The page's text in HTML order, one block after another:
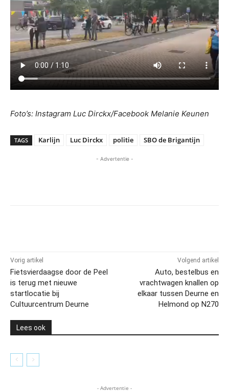
Foto’s: Instagram Luc Dirckx/Facebook Melanie Keunen
TAGS Karlijn Luc Dirckx politie SBO de Brigantijn
- Advertentie -
Vorig artikel
Fietsvierdaagse door de Peel
is terug met nieuwe
startlocatie bij
Cultuurcentrum Deurne
Volgend artikel
Auto, bestelbus en
vrachtwagen knallen op
elkaar tussen Deurne en
Helmond op N270
Lees ook
- Advertentie -